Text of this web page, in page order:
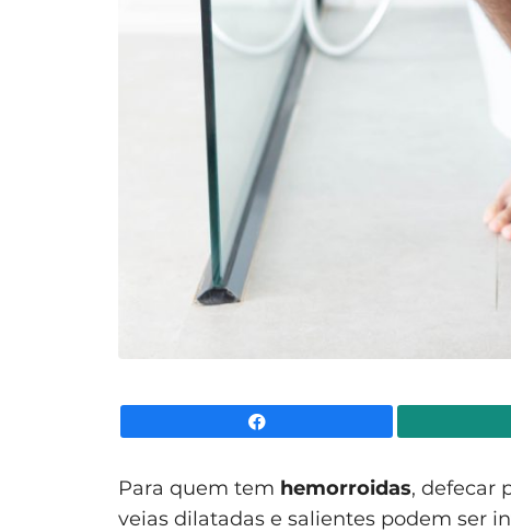
Para quem tem hemorroidas, defecar
veias dilatadas e salientes podem ser